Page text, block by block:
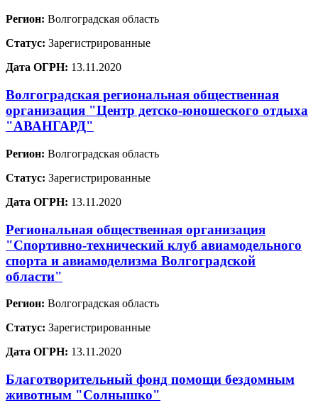
Регион: Волгоградская область
Статус: Зарегистрированные
Дата ОГРН: 13.11.2020
Волгоградская региональная общественная
организация "Центр детско-юношеского отдыха
"АВАНГАРД"
Регион: Волгоградская область
Статус: Зарегистрированные
Дата ОГРН: 13.11.2020
Региональная общественная организация
"Спортивно-технический клуб авиамодельного
спорта и авиамоделизма Волгоградской
области"
Регион: Волгоградская область
Статус: Зарегистрированные
Дата ОГРН: 13.11.2020
Благотворительный фонд помощи бездомным
животным "Солнышко"